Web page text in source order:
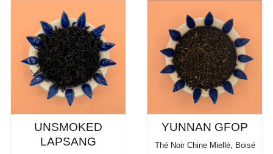
UNSMOKED
LAPSANG
YUNNAN GFOP
Thé Noir Chine Miellé, Boisé